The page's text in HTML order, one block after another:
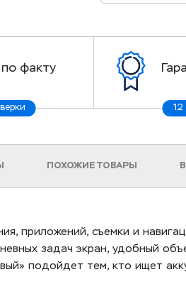
факту
12
ПОХОЖИЕ ТОВАРЫ
приложений, съемки и
задач экран, удобный
подойдет тем, кто ищет